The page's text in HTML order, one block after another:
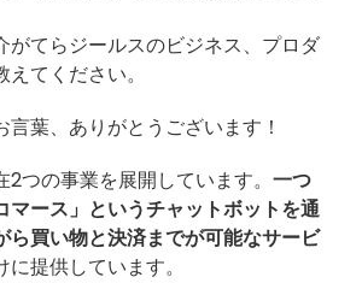
がてらジールスのビジネス、プロダ
てください。
言葉、ありがとうございます！
2つの事業を展開しています。 一つ
マース」というチャットボットを通
ら買い物と決済までが可能なサービ
提供しています。